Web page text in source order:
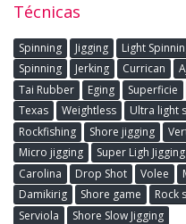
Técnicas
Spinning Jigging Light
Spinning
Jerking Currican
Tai Rubber
Eging Superficie
Texas
Weightless Ultra light
Rockfishing
Shore jigging
Micro jigging
Super Ligh Jigging
Carolina
Drop Shot Volee
Damikirig
Shore game Rock
Serviola
Shore Slow Jigging